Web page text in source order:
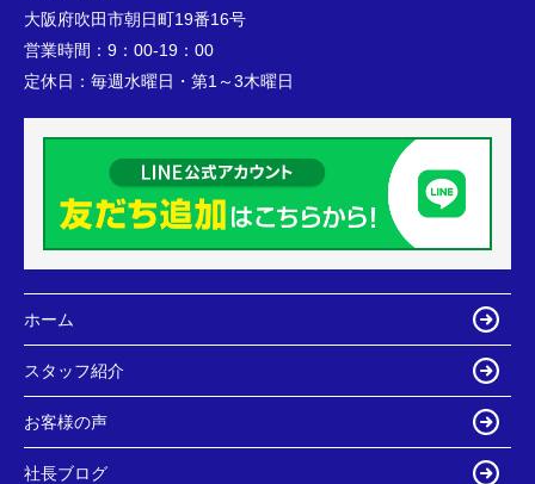
大阪府吹田市朝日町19番16号
営業時間： 9：00-19：00
定休日： 毎週水曜日・第1～3木曜日
ホーム
スタッフ紹介
お客様の声
社長ブログ